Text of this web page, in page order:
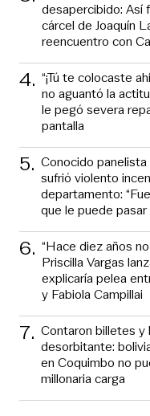
desapercibido: Así
cárcel de Joaquín
reencuentro con
4. “¡Tú te colocaste
no aguantó la
le pegó severa
pantalla
5. Conocido
sufrió violento
departamento:
que le puede pasar
6. “Hace diez años no
Priscilla Vargas
explicaría pelea
y Fabiola Campillai
7. Contaron billetes y
desorbitante:
en Coquimbo no
millonaria carga